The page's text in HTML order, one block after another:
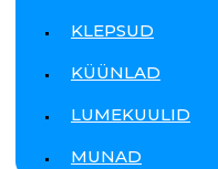
KLEPSUD
KÜÜNLAD
LUMEKUULID
MUNAD